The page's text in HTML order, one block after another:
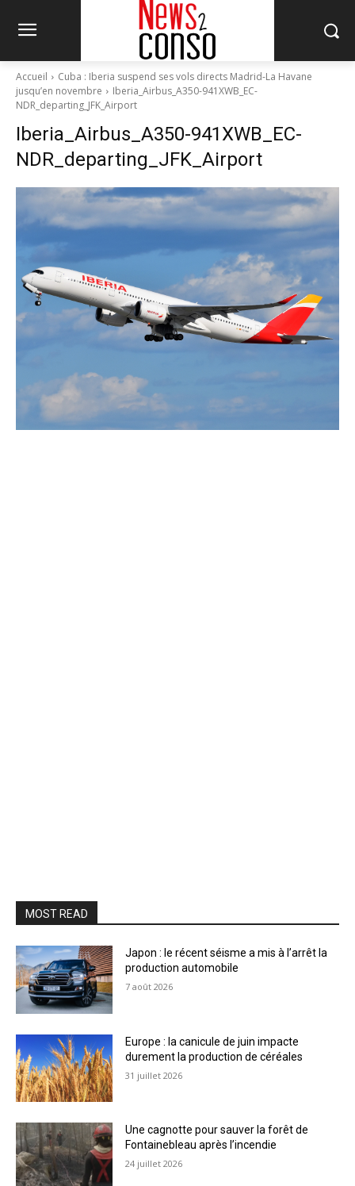
Accueil
Cuba : Iberia suspend ses vols directs Madrid-La Havane
jusqu’en novembre
Iberia_Airbus_A350-941XWB_EC-
NDR_departing_JFK_Airport
Iberia_Airbus_A350-941XWB_EC-
NDR_departing_JFK_Airport
MOST READ
Japon : le récent séisme a mis à l’arrêt la
production automobile
7 août 2026
Europe : la canicule de juin impacte
durement la production de céréales
31 juillet 2026
Une cagnotte pour sauver la forêt de
Fontainebleau après l’incendie
24 juillet 2026